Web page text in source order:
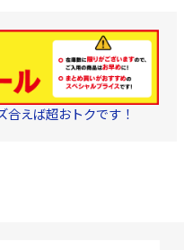
+ BSアンテナ1台
器 - マスプロ電工製
EP3UBCB ・BS／
テナ - マスプロ電工
BCL45RL（セットは
ら）／BCL45RL（
（セットは
理の取付金
く、高耐
た。 受
～52
:75Ω 動作
前後
定在波
えば超おトクです！